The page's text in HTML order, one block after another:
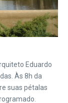
Eduardo
Às 8h da
suas pétalas